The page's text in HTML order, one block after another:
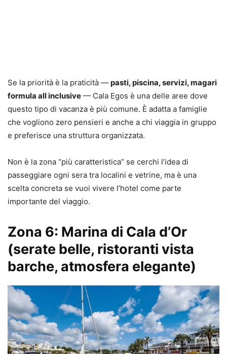
Se la priorità è la praticità — pasti, piscina, servizi, magari
formula all inclusive — Cala Egos è una delle aree dove
questo tipo di vacanza è più comune. È adatta a famiglie
che vogliono zero pensieri e anche a chi viaggia in gruppo
e preferisce una struttura organizzata.
Non è la zona “più caratteristica” se cerchi l’idea di
passeggiare ogni sera tra localini e vetrine, ma è una
scelta concreta se vuoi vivere l’hotel come parte
importante del viaggio.
Zona 6: Marina di Cala d’Or
(serate belle, ristoranti vista
barche, atmosfera elegante)